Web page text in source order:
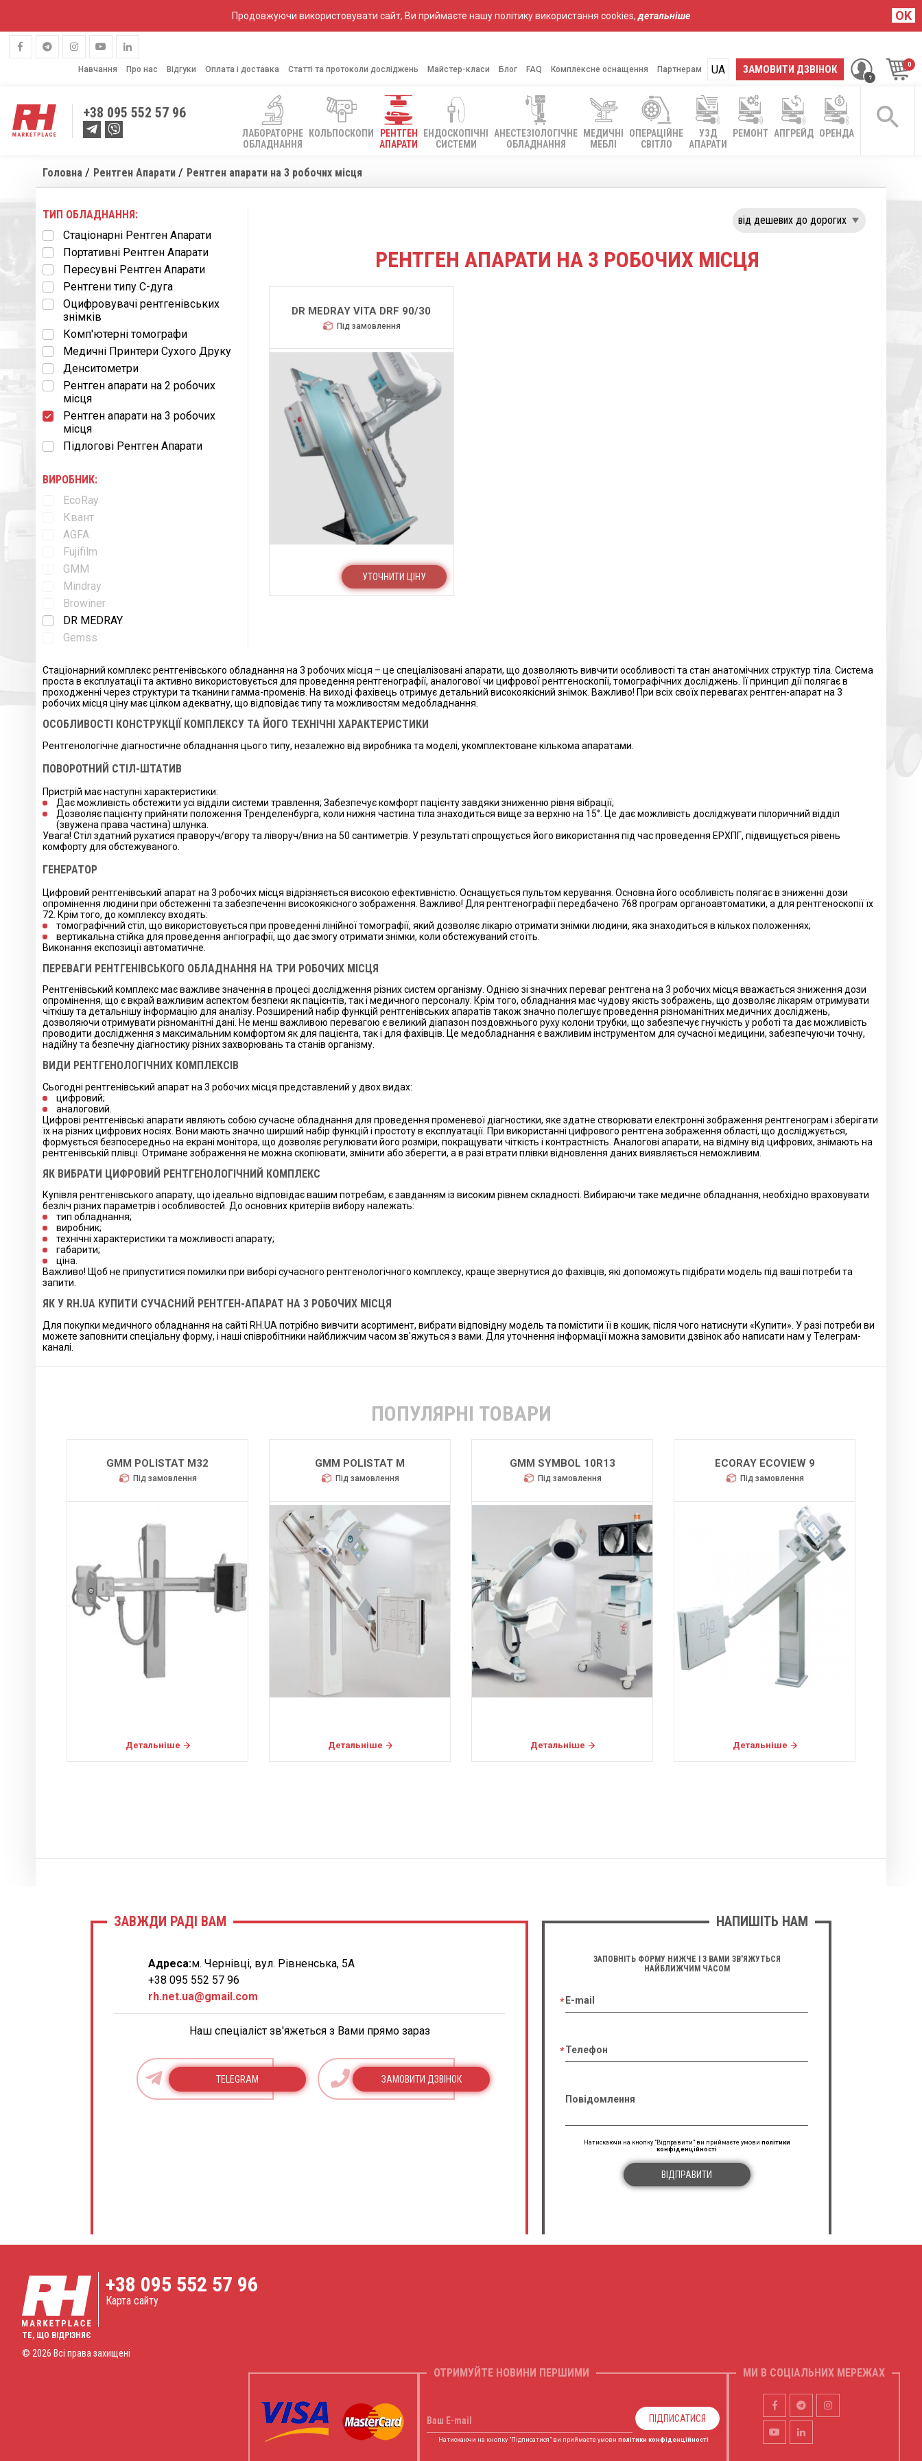
Продовжуючи використовувати сайт, Ви приймаєте нашу політику використання cookies,детальніше OK
Навчання Про нас Відгуки Оплата і доставка Статті та протоколи досліджень Майстер-класи Блог FAQ Комплексне оснащення Партнерам ЗАМОВИТИ ДЗВІНОК
UA
RU
+38 095 552 57 96
ЛАБОРАТОРНЕ
ОБЛАДНАННЯ
КОЛЬПОСКОПИ
РЕНТГЕН
АПАРАТИ
ЕНДОСКОПІЧНІ
СИСТЕМИ
АНЕСТЕЗІОЛОГІЧНЕ
ОБЛАДНАННЯ
МЕДИЧНІ
МЕБЛІ
ОПЕРАЦІЙНЕ
СВІТЛО
УЗД
АПАРАТИ
РЕМОНТ АПГРЕЙД ОРЕНДА
Головна Рентген Апарати Рентген апарати на 3 робочих місця
ТИП ОБЛАДНАННЯ:
Стаціонарні Рентген Апарати
Портативні Рентген Апарати
Пересувні Рентген Апарати
Рентгени типу С-дуга
Оцифровувачі рентгенівських
знімків
Комп'ютерні томографи
Медичні Принтери Сухого Друку
Денситометри
Рентген апарати на 2 робочих
місця
Рентген апарати на 3 робочих
місця
Підлогові Рентген Апарати
ВИРОБНИК:
EcoRay
Квант
AGFA
Fujifilm
GMM
Mindray
Browiner
DR MEDRAY
Gemss
РЕНТГЕН АПАРАТИ НА 3 РОБОЧИХ МІСЦЯ
DR MEDRAY VITA DRF 90/30
Під замовлення
УТОЧНИТИ ЦІНУ
Стаціонарний комплекс рентгенівського обладнання на 3 робочих місця – це спеціалізовані апарати, що дозволяють вивчити особливості та стан анатомічних структур тіла. Система
проста в експлуатації та активно використовується для проведення рентгенографії, аналогової чи цифрової рентгеноскопії, томографічних досліджень. Її принцип дії полягає в
проходженні через структури та тканини гамма-променів. На виході фахівець отримує детальний високоякісний знімок. Важливо! При всіх своїх перевагах рентген-апарат на 3
робочих місця ціну має цілком адекватну, що відповідає типу та можливостям медобладнання.
ОСОБЛИВОСТІ КОНСТРУКЦІЇ КОМПЛЕКСУ ТА ЙОГО ТЕХНІЧНІ ХАРАКТЕРИСТИКИ
Рентгенологічне діагностичне обладнання цього типу, незалежно від виробника та моделі, укомплектоване кількома апаратами.
ПОВОРОТНИЙ СТІЛ-ШТАТИВ
Пристрій має наступні характеристики:
Дає можливість обстежити усі відділи системи травлення; Забезпечує комфорт пацієнту завдяки зниженню рівня вібрації;
Дозволяє пацієнту прийняти положення Тренделенбурга, коли нижня частина тіла знаходиться вище за верхню на 15°. Це дає можливість досліджувати пілоричний відділ
(звужена права частина) шлунка.
Увага! Стіл здатний рухатися праворуч/вгору та ліворуч/вниз на 50 сантиметрів. У результаті спрощується його використання під час проведення ЕРХПГ, підвищується рівень
комфорту для обстежуваного.
ГЕНЕРАТОР
Цифровий рентгенівський апарат на 3 робочих місця відрізняється високою ефективністю. Оснащується пультом керування. Основна його особливість полягає в зниженні дози
опромінення людини при обстеженні та забезпеченні високоякісного зображення. Важливо! Для рентгенографії передбачено 768 програм органоавтоматики, а для рентгеноскопії їх
72. Крім того, до комплексу входять:
томографічний стіл, що використовується при проведенні лінійної томографії, який дозволяє лікарю отримати знімки людини, яка знаходиться в кількох положеннях;
вертикальна стійка для проведення ангіографії, що дає змогу отримати знімки, коли обстежуваний стоїть.
Виконання експозиції автоматичне.
ПЕРЕВАГИ РЕНТГЕНІВСЬКОГО ОБЛАДНАННЯ НА ТРИ РОБОЧИХ МІСЦЯ
Рентгенівський комплекс має важливе значення в процесі дослідження різних систем організму. Однією зі значних переваг рентгена на 3 робочих місця вважається зниження дози
опромінення, що є вкрай важливим аспектом безпеки як пацієнтів, так і медичного персоналу. Крім того, обладнання має чудову якість зображень, що дозволяє лікарям отримувати
чіткішу та детальнішу інформацію для аналізу. Розширений набір функцій рентгенівських апаратів також значно полегшує проведення різноманітних медичних досліджень,
дозволяючи отримувати різноманітні дані. Не менш важливою перевагою є великий діапазон поздовжнього руху колони трубки, що забезпечує гнучкість у роботі та дає можливість
проводити дослідження з максимальним комфортом як для пацієнта, так і для фахівців. Це медобладнання є важливим інструментом для сучасної медицини, забезпечуючи точну,
надійну та безпечну діагностику різних захворювань та станів організму.
ВИДИ РЕНТГЕНОЛОГІЧНИХ КОМПЛЕКСІВ
Сьогодні рентгенівський апарат на 3 робочих місця представлений у двох видах:
цифровий;
аналоговий.
Цифрові рентгенівські апарати являють собою сучасне обладнання для проведення променевої діагностики, яке здатне створювати електронні зображення рентгенограм і зберігати
їх на різних цифрових носіях. Вони мають значно ширший набір функцій і простоту в експлуатації. При використанні цифрового рентгена зображення області, що досліджується,
формується безпосередньо на екрані монітора, що дозволяє регулювати його розміри, покращувати чіткість і контрастність. Аналогові апарати, на відміну від цифрових, знімають на
рентгенівській плівці. Отримане зображення не можна скопіювати, змінити або зберегти, а в разі втрати плівки відновлення даних виявляється неможливим.
ЯК ВИБРАТИ ЦИФРОВИЙ РЕНТГЕНОЛОГІЧНИЙ КОМПЛЕКС
Купівля рентгенівського апарату, що ідеально відповідає вашим потребам, є завданням із високим рівнем складності. Вибираючи таке медичне обладнання, необхідно враховувати
безліч різних параметрів і особливостей. До основних критеріїв вибору належать:
тип обладнання;
виробник;
технічні характеристики та можливості апарату;
габарити;
ціна.
Важливо! Щоб не припуститися помилки при виборі сучасного рентгенологічного комплексу, краще звернутися до фахівців, які допоможуть підібрати модель під ваші потреби та
запити.
ЯК У RH.UA КУПИТИ СУЧАСНИЙ РЕНТГЕН-АПАРАТ НА 3 РОБОЧИХ МІСЦЯ
Для покупки медичного обладнання на сайті RH.UA потрібно вивчити асортимент, вибрати відповідну модель та помістити її в кошик, після чого натиснути «Купити». У разі потреби ви
можете заповнити спеціальну форму, і наші співробітники найближчим часом зв'яжуться з вами. Для уточнення інформації можна замовити дзвінок або написати нам у Телеграм-
каналі.
ПОПУЛЯРНІ ТОВАРИ
GMM POLISTAT M32
Під замовлення
Детальніше
GMM POLISTAT M
Під замовлення
Детальніше
GMM SYMBOL 10R13
Під замовлення
Детальніше
ECORAY ECOVIEW 9
Під замовлення
Детальніше
НАПИШІТЬ НАМ
ЗАПОВНІТЬ ФОРМУ НИЖЧЕ І З ВАМИ ЗВ'ЯЖУТЬСЯ
НАЙБЛИЖЧИМ ЧАСОМ
E-mail
Телефон
Повідомлення
Натискаючи на кнопку "Відправити" ви приймаєте умови політики
конфіденційності
ВІДПРАВИТИ
ЗАВЖДИ РАДІ ВАМ
Адреса:м. Чернівці, вул. Рівненська, 5А
+38 095 552 57 96
rh.net.ua@gmail.com
Наш спеціаліст зв'яжеться з Вами прямо зараз
TELEGRAM ЗАМОВИТИ ДЗВІНОК
ТЕ, ЩО ВІДРІЗНЯЄ
+38 095 552 57 96
Карта сайту
© 2026 Всі права захищені
ОТРИМУЙТЕ НОВИНИ ПЕРШИМИ
Ваш E-mail ПІДПИСАТИСЯ
Натискаючи на кнопку "Підписатися" ви приймаєте умови політики конфіденційності
МИ В СОЦІАЛЬНИХ МЕРЕЖАХ